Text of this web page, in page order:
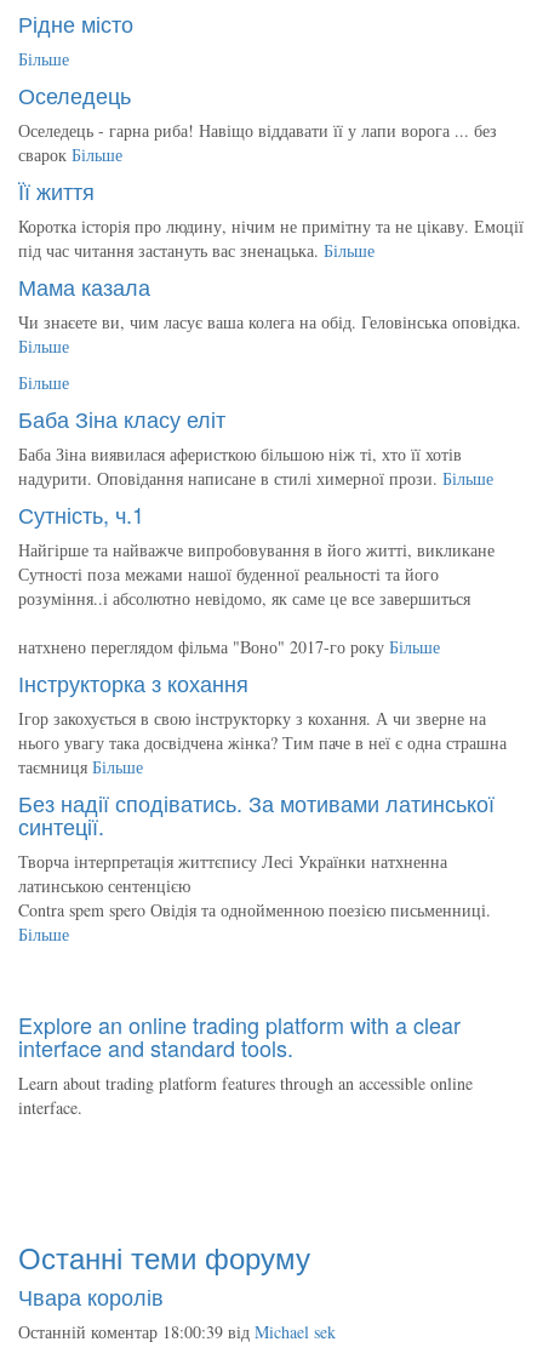
Рідне місто
Більше
Оселедець
Оселедець - гарна риба! Навіщо віддавати її у лапи ворога ... без
сварок Більше
Її життя
Коротка історія про людину, нічим не примітну та не цікаву. Емоції
під час читання застануть вас зненацька. Більше
Мама казала
Чи знаєете ви, чим ласує ваша колега на обід. Геловінська оповідка.
Більше
Більше
Баба Зіна класу еліт
Баба Зіна виявилася аферисткою більшою ніж ті, хто її хотів
надурити. Оповідання написане в стилі химерної прози. Більше
Сутність, ч.1
Найгірше та найважче випробовування в його житті, викликане
Сутності поза межами нашої буденної реальності та його
розуміння..і абсолютно невідомо, як саме це все завершиться
натхнено переглядом фільма "Воно" 2017-го року Більше
Інструкторка з кохання
Ігор закохується в свою інструкторку з кохання. А чи зверне на
нього увагу така досвідчена жінка? Тим паче в неї є одна страшна
таємниця Більше
Без надії сподіватись. За мотивами латинської
синтеції.
Творча інтерпретація життєпису Лесі Українки натхненна
латинською сентенцією
Contra spem spero Овідія та однойменною поезією письменниці.
Більше
Explore an online trading platform with a clear
interface and standard tools.
Learn about trading platform features through an accessible online
interface.
Останні теми форуму
Чвара королів
Останній коментар 18:00:39 від Michael sek